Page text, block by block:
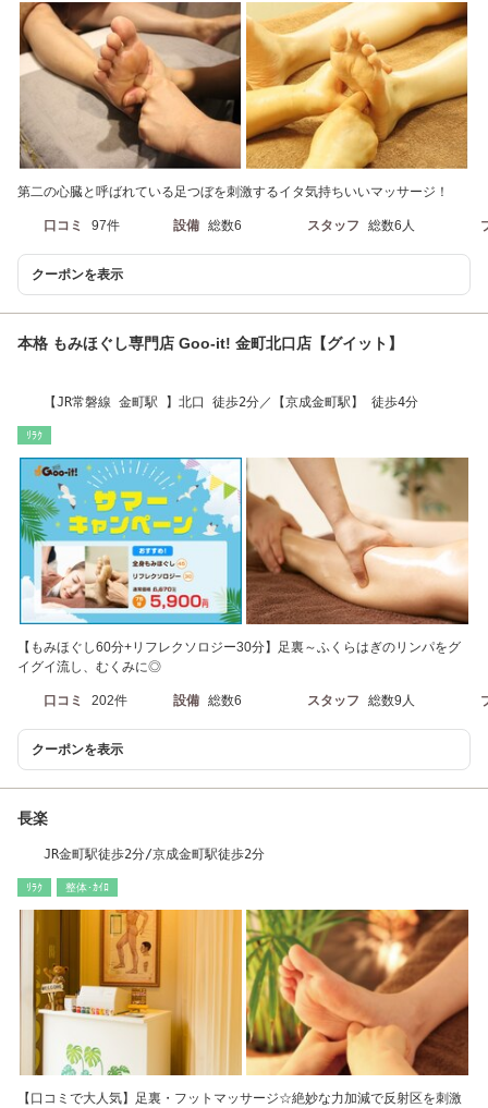
第二の心臓と呼ばれている足つぼを刺激するイタ気持ちいいマッサージ！
口コミ 97件 設備 総数6 スタッフ 総数6人
クーポンを表示
本格 もみほぐし専門店 Goo-it! 金町北口店【グイット】
【JR常磐線 金町駅 】北口 徒歩2分／【京成金町駅】 徒歩4分
ﾘﾗｸ
【もみほぐし60分+リフレクソロジー30分】足裏～ふくらはぎのリンパをグ
イグイ流し、むくみに◎
口コミ 202件 設備 総数6 スタッフ 総数9人
クーポンを表示
長楽
JR金町駅徒歩2分/京成金町駅徒歩2分
ﾘﾗｸ 整体･ｶｲﾛ
【口コミで大人気】足裏・フットマッサージ☆絶妙な力加減で反射区を刺激